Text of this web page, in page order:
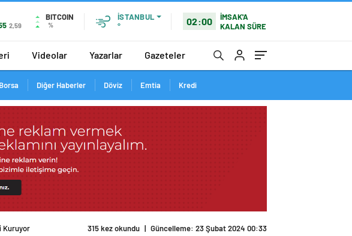
2,59
BITCOIN
%
İSTANBUL
°
02:00
İMSAK'A
KALAN SÜRE
Videolar Yazarlar Gazeteler
Borsa Diğer Haberler Döviz Emtia Kredi
Kuruyor 315 kez okundu | Güncelleme: 23 Şubat 2024 00:33